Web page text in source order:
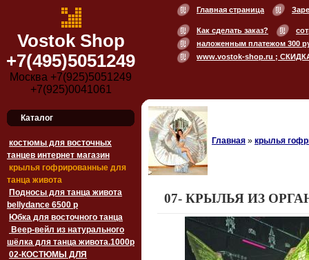
Vostok Shop
+7(495)5051249
Москва +7(925)5051249
+7(925)0041061
Главная страница
Как сделать заказ?
наложенным платежом 300
www.vostok-shop.ru ;
Каталог
костюмы для восточных
танцев интернет магазин
крылья гофрированные для
танца живота
Подносы для танца живота
bellydance 6500 p
Юбка для восточного танца
Веер-вейл из натурального
шёлка для танца живота.1000p
02-КОСТЮМЫ ДЛЯ
Главная » крылья
07- КРЫЛЬЯ ИЗ